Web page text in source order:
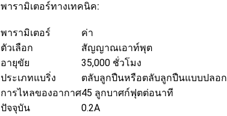
พารามิเตอร์ทางเทคนิค:
พารามิเตอร์
ค่า
ตัวเลือก
สัญญาณเอาท์พุต
อายุขัย
35,000 ชั่วโมง
ประเภทแบริ่ง
ตลับลูกปืนหรือตลับลูกปืนแบบปลอก
การไหลของอากาศ45 ลูกบาศก์ฟุตต่อนาที
ปัจจุบัน
0.2A